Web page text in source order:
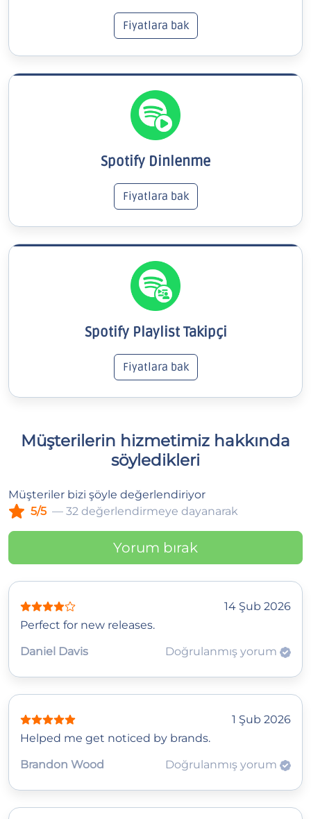
Fiyatlara bak
Spotify Dinlenme
Fiyatlara bak
Spotify Playlist Takipçi
Fiyatlara bak
Müşterilerin hizmetimiz hakkında
söyledikleri
Müşteriler bizi şöyle değerlendiriyor
5/5 — 32 değerlendirmeye dayanarak
Yorum bırak
14 Şub 2026
Perfect for new releases.
Daniel Davis
Doğrulanmış yorum
1 Şub 2026
Helped me get noticed by brands.
Brandon Wood
Doğrulanmış yorum